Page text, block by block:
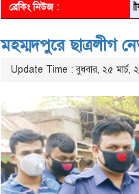
ব্রেকিং নিউজ :
মহম্মদপুরে ছাত্রলীগ
Update Time : বুধবার, ২৫ মার্চ,